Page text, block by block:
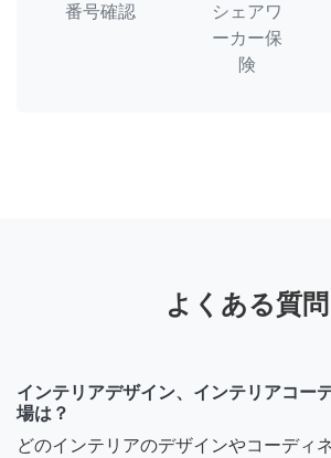
番号確認
シェアワ
ーカー保
険
よくある質問
インテリアデザイン、インテリアコー
場は？
どのインテリアのデザインやコーディ